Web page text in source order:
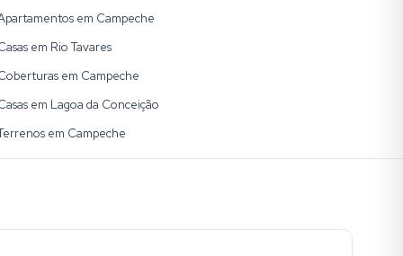
em Campeche
em Rio Tavares
em Campeche
em Lagoa da Conceição
em Campeche